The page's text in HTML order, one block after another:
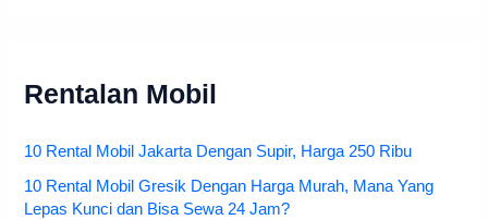
Rentalan Mobil
10 Rental Mobil Jakarta Dengan Supir, Harga 250 Ribu
10 Rental Mobil Gresik Dengan Harga Murah, Mana Yang
Lepas Kunci dan Bisa Sewa 24 Jam?